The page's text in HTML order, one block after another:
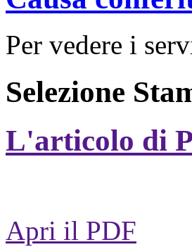
Per vedere i
Selezione
L'articolo di
Apri il PDF